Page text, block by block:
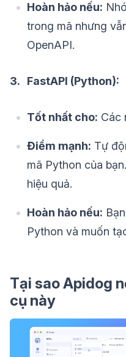
Hoàn hảo nếu:
trong mã nhưng
OpenAPI.
3. FastAPI (Python):
Tốt nhất cho: Các
Điểm mạnh: Tự
mã Python của
hiệu quả.
Hoàn hảo nếu:
Python và muốn
Tại sao Apidog
cụ này